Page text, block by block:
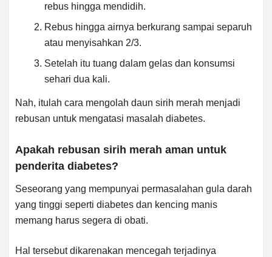
rebus hingga mendidih.
Rebus hingga airnya berkurang sampai separuh
atau menyisahkan 2/3.
Setelah itu tuang dalam gelas dan konsumsi
sehari dua kali.
Nah, itulah cara mengolah daun sirih merah menjadi
rebusan untuk mengatasi masalah diabetes.
Apakah rebusan sirih merah aman untuk
penderita diabetes?
Seseorang yang mempunyai permasalahan gula darah
yang tinggi seperti diabetes dan kencing manis
memang harus segera di obati.
Hal tersebut dikarenakan mencegah terjadinya